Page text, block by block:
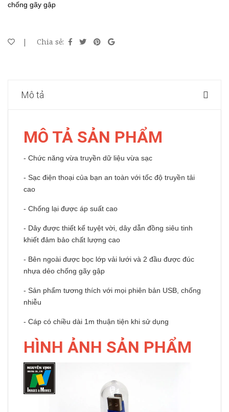
chống gãy gập
| Chia sẻ:
Mô tả
MÔ TẢ SẢN PHẨM
- Chức năng vừa truyền dữ liệu vừa sạc
- Sạc điện thoại của bạn an toàn với tốc độ truyền tải
cao
- Chống lại được áp suất cao
- Dây được thiết kế tuyệt vời, dây dẫn đồng siêu tinh
khiết đảm bảo chất lượng cao
- Bên ngoài được bọc lớp vải lưới và 2 đầu được đúc
nhựa dẻo chống gãy gập
- Sản phẩm tương thích với mọi phiên bản USB, chống
nhiễu
- Cáp có chiều dài 1m thuận tiện khi sử dụng
HÌNH ẢNH SẢN PHẨM